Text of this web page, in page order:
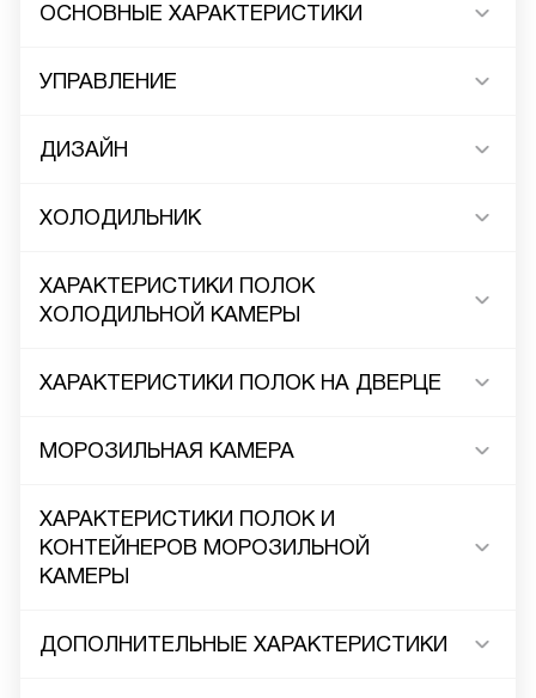
ОСНОВНЫЕ ХАРАКТЕРИСТИКИ
УПРАВЛЕНИЕ
ДИЗАЙН
ХОЛОДИЛЬНИК
ХАРАКТЕРИСТИКИ ПОЛОК
ХОЛОДИЛЬНОЙ КАМЕРЫ
ХАРАКТЕРИСТИКИ ПОЛОК НА ДВЕРЦЕ
МОРОЗИЛЬНАЯ КАМЕРА
ХАРАКТЕРИСТИКИ ПОЛОК И
КОНТЕЙНЕРОВ МОРОЗИЛЬНОЙ
КАМЕРЫ
ДОПОЛНИТЕЛЬНЫЕ ХАРАКТЕРИСТИКИ